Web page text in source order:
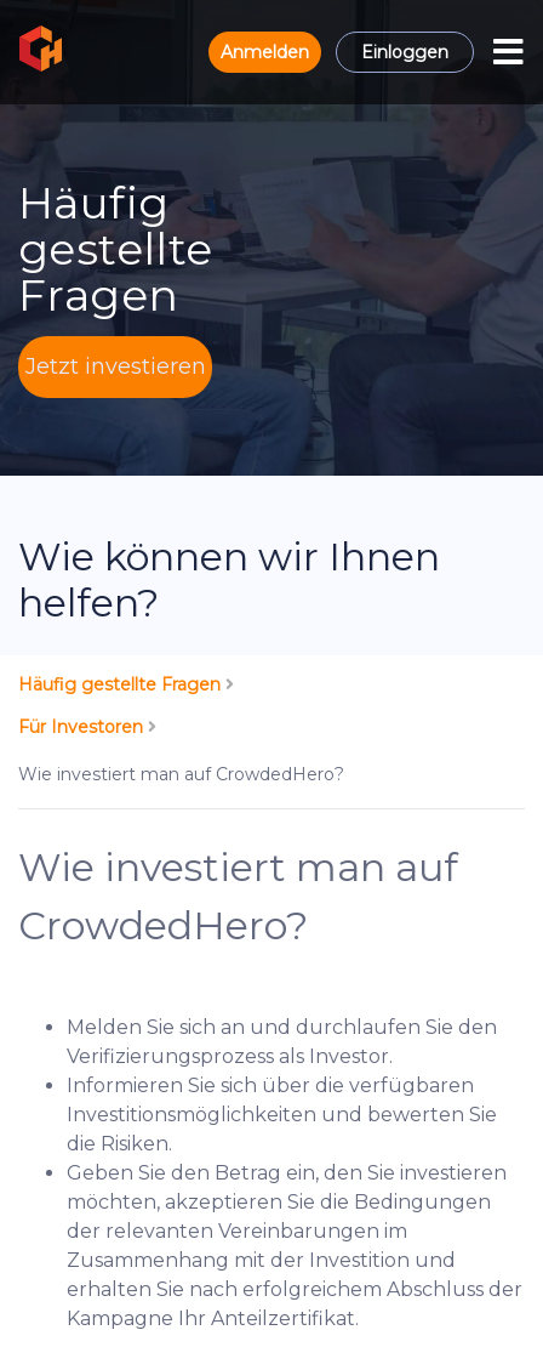
Anmelden Einloggen
Häufig
gestellte
Fragen
Jetzt investieren
Wie können wir Ihnen
helfen?
Häufig gestellte Fragen
Für Investoren
Wie investiert man auf CrowdedHero?
Wie investiert man auf
CrowdedHero?
Melden Sie sich an und durchlaufen Sie den
Verifizierungsprozess als Investor.
Informieren Sie sich über die verfügbaren
Investitionsmöglichkeiten und bewerten Sie
die Risiken.
Geben Sie den Betrag ein, den Sie investieren
möchten, akzeptieren Sie die Bedingungen
der relevanten Vereinbarungen im
Zusammenhang mit der Investition und
erhalten Sie nach erfolgreichem Abschluss der
Kampagne Ihr Anteilzertifikat.